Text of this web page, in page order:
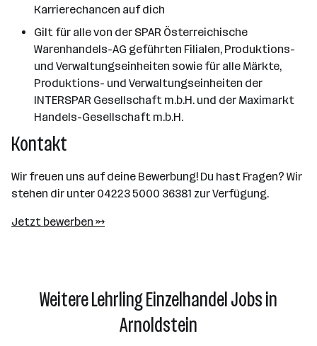
Karrierechancen auf dich
Gilt für alle von der SPAR Österreichische
Warenhandels-AG geführten Filialen, Produktions-
und Verwaltungseinheiten sowie für alle Märkte,
Produktions- und Verwaltungseinheiten der
INTERSPAR Gesellschaft m.b.H. und der Maximarkt
Handels-Gesellschaft m.b.H.
Kontakt
Wir freuen uns auf deine Bewerbung! Du hast Fragen? Wir
stehen dir unter 04223 5000 36381 zur Verfügung.
Jetzt bewerben →
Weitere Lehrling Einzelhandel Jobs in
Arnoldstein